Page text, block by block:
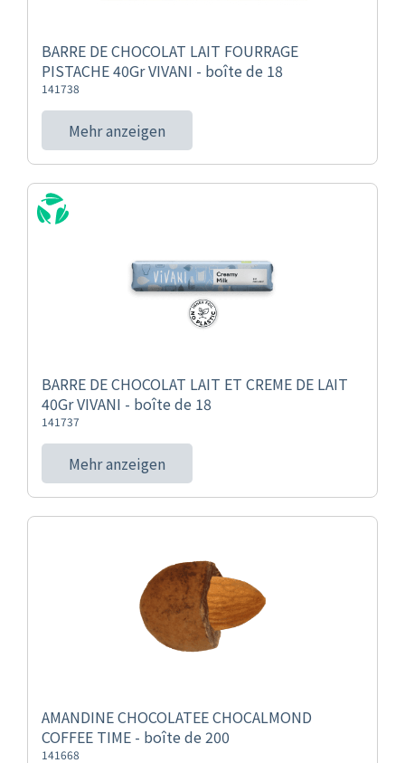
BARRE DE CHOCOLAT LAIT FOURRAGE
PISTACHE 40Gr VIVANI - boîte de 18
141738
Mehr anzeigen
BARRE DE CHOCOLAT LAIT ET CREME DE LAIT
40Gr VIVANI - boîte de 18
141737
Mehr anzeigen
AMANDINE CHOCOLATEE CHOCALMOND
COFFEE TIME - boîte de 200
141668